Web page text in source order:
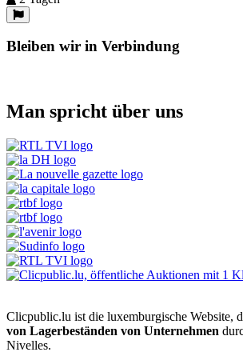
Bleiben wir in Verbindung
Man spricht über uns
Clicpublic.lu ist die luxemburgische Website,
von Lagerbeständen von Unternehmen
Nivelles.